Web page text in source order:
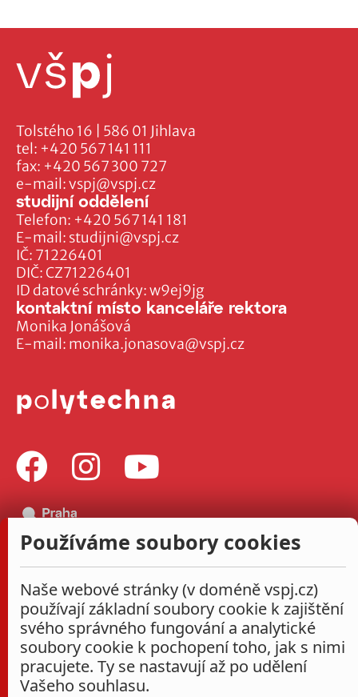
Tolstého 16 | 586 01 Jihlava
tel: +420 567 141 111
fax: +420 567 300 727
e-mail:vspj@vspj.cz
IČ: 71226401
DIČ: CZ71226401
ID datové schránky: w9ej9jg
studijní oddělení
Telefon: +420 567 141 181
E-mail: studijni@vspj.cz
kontaktní místo kanceláře rektora
Monika Jonášová
E-mail: monika.jonasova@vspj.cz
Používáme soubory cookies
Naše webové stránky (v doméně vspj.cz)
používají základní soubory cookie k zajištění
svého správného fungování a analytické
soubory cookie k pochopení toho, jak s nimi
pracujete. Ty se nastavují až po udělení
Vašeho souhlasu.